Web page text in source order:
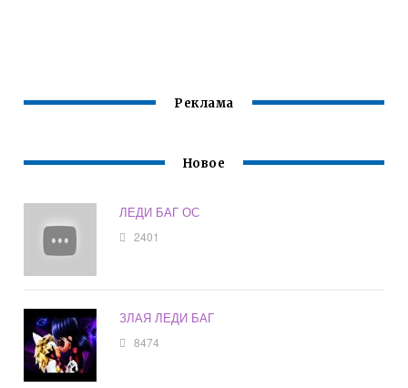
Реклама
Новое
ЛЕДИ БАГ ОС
2401
ЗЛАЯ ЛЕДИ БАГ
8474